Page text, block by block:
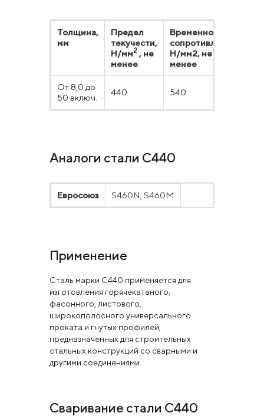
Толщина,
мм
Предел
текучести,
Н/мм2 , не
менее
Временное
сопротивление,
Н/мм2, не
менее
От 8,0 до
50 включ.
440 540
Аналоги стали С440
Евросоюз S460N, S460M
Применение
Сталь марки C440 применяется для
изготовления горячекатаного,
фасонного, листового,
широкополосного универсального
проката и гнутых профилей,
предназначенных для строительных
стальных конструкций со сварными и
другими соединениями.
Сваривание стали С440